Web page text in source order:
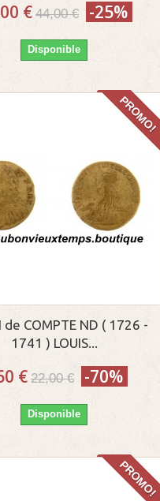
€ 44,00 € -25%
Disponible
PROMO!
de COMPTE ND ( 1726 -
1741 ) LOUIS...
€ 22,00 € -70%
Disponible
PROMO!